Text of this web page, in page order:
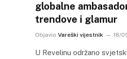
globalne
trendove i glamur
Objavio Vareški vijestnik 18/
U Revelinu održano